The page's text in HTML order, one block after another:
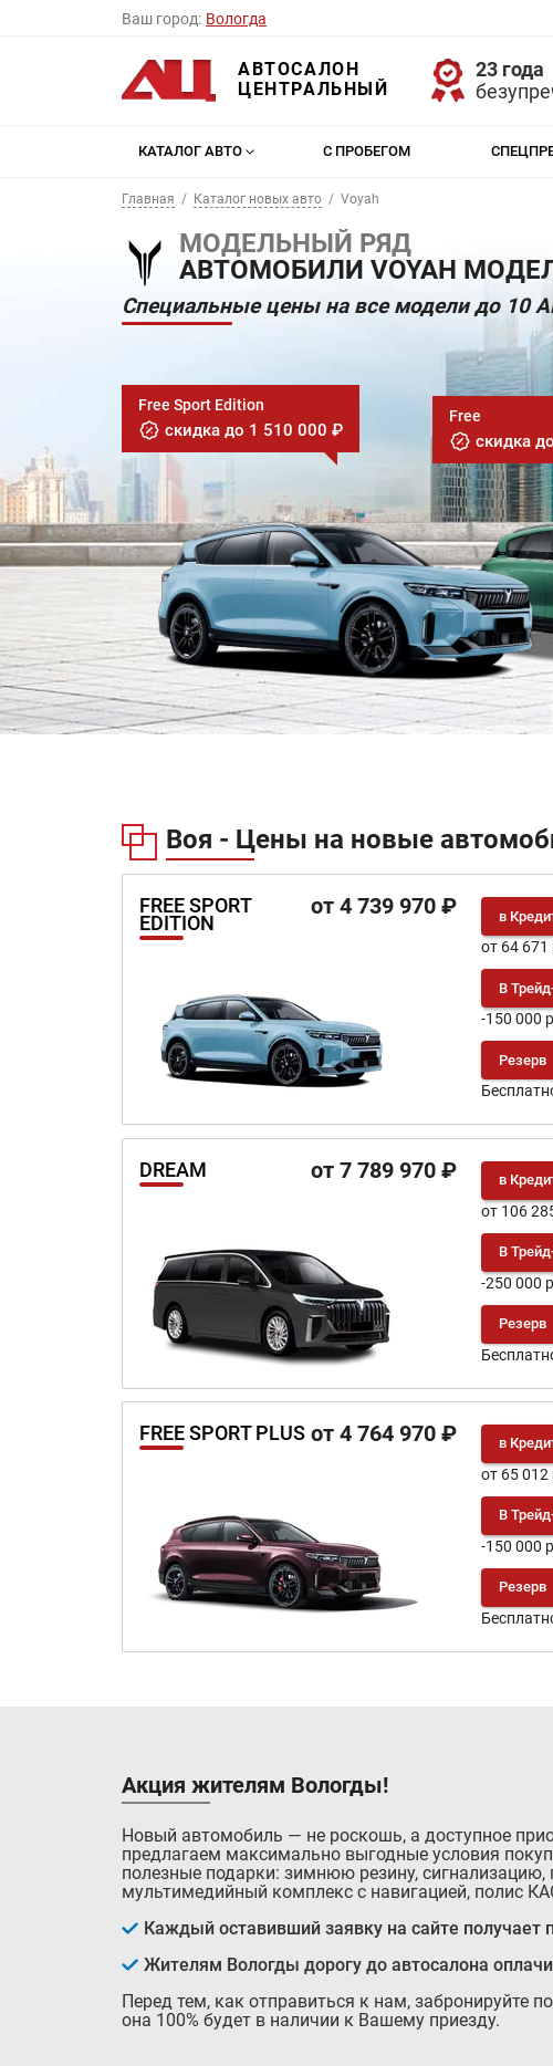
Ваш город: Вологда
АВТОСАЛОН
ЦЕНТРАЛЬНЫЙ
23 года
КАТАЛОГ АВТО С ПРОБЕГОМ
Главная Каталог новых авто Voyah
МОДЕЛЬНЫЙ РЯД
АВТОМОБИЛИ VOYAH
Специальные цены на все модели до 10
Free Sport Edition
скидка до 1 510 000 ₽
Free
скидка
Воя - Цены на новые
FREE SPORT
EDITION
от 4 739 970 ₽ в
от 64
В
-150 000
Резерв
DREAM от 7 789 970 ₽ в
от 106
В
-250 000
Резерв
FREE SPORT PLUS от 4 764 970 ₽ в
от 65
В
-150 000
Резерв
Акция жителям Вологды!
Новый автомобиль — не роскошь, а доступное
предлагаем максимально выгодные условия
полезные подарки: зимнюю резину, сигнализацию,
мультимедийный комплекс с навигацией, полис
Каждый оставивший заявку на сайте получает
Жителям Вологды дорогу до автосалона
Перед тем, как отправиться к нам, забронируйте
она 100% будет в наличии к Вашему приезду.